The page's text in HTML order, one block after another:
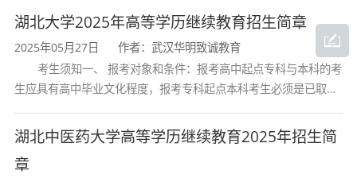
三、专业基本信息
项目 内容
培养层次 专升本（本科）
专业名称
湖北大学2025年高等学历继续教育招生简章
2025年05月27日
作者：武汉华明致诚教育
考生须知一、 报考对象和条件：报考高中起点专科与本科的考
生应具有高中毕业文化程度，报考专科起点本科考生必须是已取得
构颁发的大学专科毕业证书的人
湖北中医药大学高等学历继续教育2025年招生简
章